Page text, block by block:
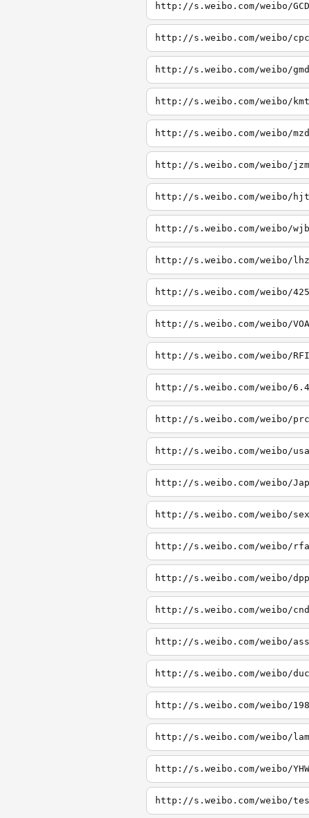
http://s.weibo.com/weibo/GCD
http://s.weibo.com/weibo/cpc
http://s.weibo.com/weibo/gmd
http://s.weibo.com/weibo/kmt
http://s.weibo.com/weibo/mzd
http://s.weibo.com/weibo/jzm
http://s.weibo.com/weibo/hjt
http://s.weibo.com/weibo/wjb
http://s.weibo.com/weibo/lhz
http://s.weibo.com/weibo/425
http://s.weibo.com/weibo/VOA
http://s.weibo.com/weibo/RFI
http://s.weibo.com/weibo/6.4
http://s.weibo.com/weibo/prc
http://s.weibo.com/weibo/usa
http://s.weibo.com/weibo/Jap
http://s.weibo.com/weibo/sex
http://s.weibo.com/weibo/rfa
http://s.weibo.com/weibo/dpp
http://s.weibo.com/weibo/cnd
http://s.weibo.com/weibo/ass
http://s.weibo.com/weibo/
http://s.weibo.com/weibo/
http://s.weibo.com/weibo/
http://s.weibo.com/weibo/
http://s.weibo.com/weibo/